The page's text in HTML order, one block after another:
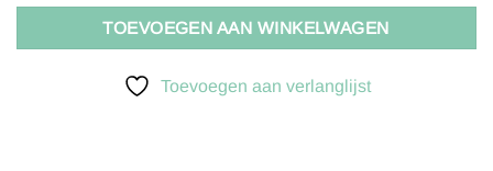
TOEVOEGEN AAN WINKELWAGEN
Toevoegen aan verlanglijst